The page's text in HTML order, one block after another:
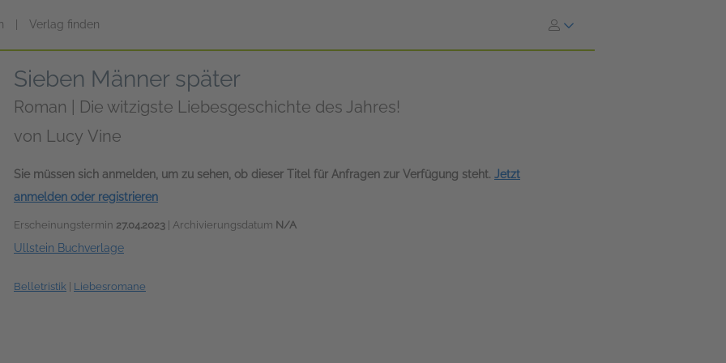
Verlag finden
Sieben Männer später
Roman | Die witzigste Liebesgeschichte des Jahres!
von Lucy Vine
Sie müssen sich anmelden, um zu sehen, ob dieser Titel für Anfragen zur Verfügung steht. Jetzt
anmelden oder registrieren
Erscheinungstermin 27.04.2023 | Archivierungsdatum N/A
Ullstein Buchverlage
Belletristik Liebesromane